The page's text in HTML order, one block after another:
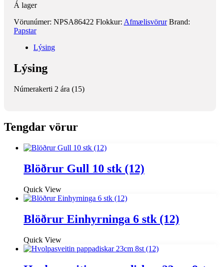
Á lager
Vörunúmer: NPSA86422 Flokkur: Afmælisvörur Brand:
Papstar
Lýsing
Lýsing
Númerakerti 2 ára (15)
Tengdar vörur
Blöðrur Gull 10 stk (12)
Quick View
Blöðrur Einhyrninga 6 stk (12)
Quick View